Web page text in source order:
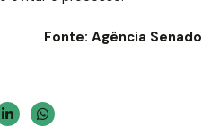
Fonte: Agência Senado